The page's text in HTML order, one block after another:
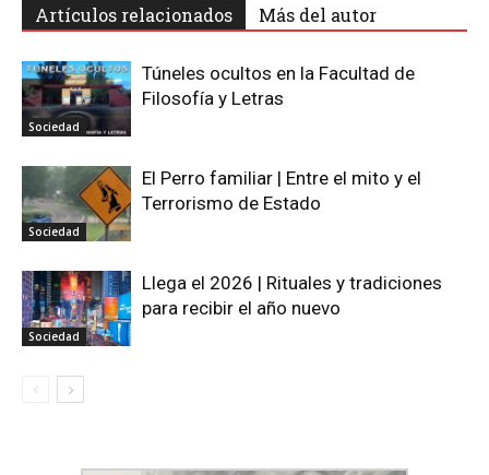
Artículos relacionados Más del autor
Sociedad
Túneles ocultos en la Facultad de
Filosofía y Letras
Sociedad
El Perro familiar | Entre el mito y el
Terrorismo de Estado
Sociedad
Llega el 2026 | Rituales y tradiciones
para recibir el año nuevo